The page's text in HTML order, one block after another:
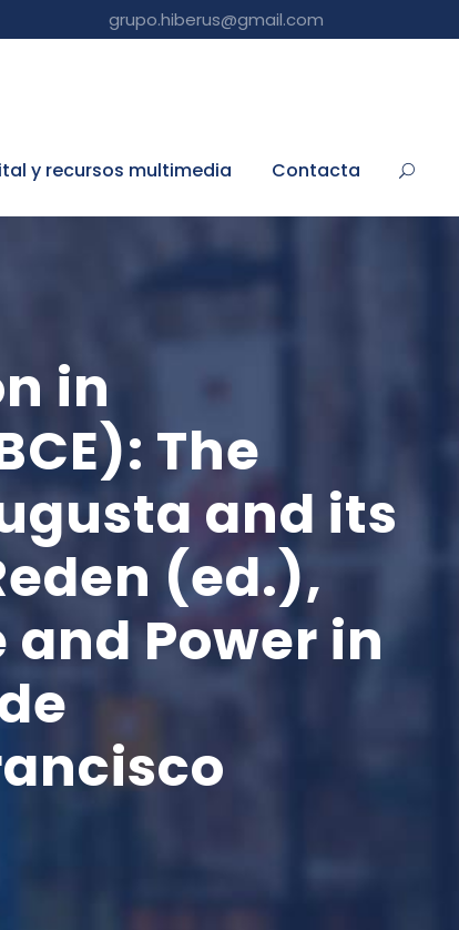
grupo.hiberus@gmail.com
y recursos multimedia Contacta
in
The
and its
(ed.),
Power in